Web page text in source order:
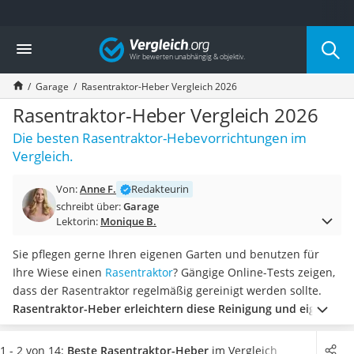
Die beliebtesten Vergleiche nach Kategorie
Auto & Motor
Fahrradträger-Anhängerkupplung (4 Fahrräder)
Fahrradträger
Fahrradträger (Anhängerkupplung)
Fahrradträger 3 Fahrräder
Benzinkanister (20 l)
Dashcam
Benzinkanister
Marderschreck
AGM-Batterie Wohnmobil
Thule-Fahrradträger
FM-Transmitter
Sommerreifen 205/55 R16
Autobatterie-Ladegerät
Starthilfe mit Kompressor
Vergleich
Garage Rasentraktor-Heber Vergleich 2026
Rasentraktor-Heber Vergleich 2026
Die besten Rasentraktor-Hebevorrichtungen im
Vergleich.
Von:Anne F.
Redakteurin
schreibt über:Garage
Lektorin: Monique B.
Sie pflegen gerne Ihren eigenen Garten und benutzen für
Ihre Wiese einen Rasentraktor? Gängige Online-Tests zeigen,
dass der Rasentraktor regelmäßig gereinigt werden sollte.
Rasentraktor-Heber erleichtern diese Reinigung und eignen
sich zudem für die Feststellung von Problemen an Ihrem
Mäher.So können Sie kleine Reparaturen problemlos selbst
1 - 2 von 14: Beste Rasentraktor-Heber im Vergleich